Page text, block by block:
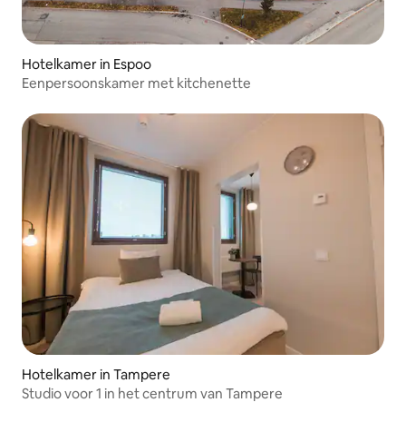
Hotelkamer in Espoo
Eenpersoonskamer met kitchenette
Hotelkamer in Tampere
Studio voor 1 in het centrum van Tampere